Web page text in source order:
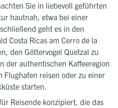
Sie in liebevoll geführten
hautnah, etwa bei einer
geht es in den
Costa Ricas am Cerro de la
den Göttervogel Quetzal zu
der authentischen Kaffeeregion
Flughafen reisen oder zu einer
starten.
Reisende konzipiert, die das